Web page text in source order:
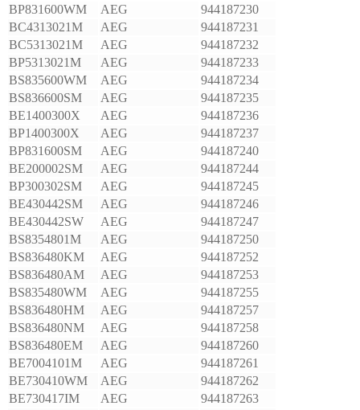
BP831600WM
AEG
944187230
BC4313021M
AEG
944187231
BC5313021M
AEG
944187232
BP5313021M
AEG
944187233
BS835600WM
AEG
944187234
BS836600SM
AEG
944187235
BE1400300X
AEG
944187236
BP1400300X
AEG
944187237
BP831600SM
AEG
944187240
BE200002SM
AEG
944187244
BP300302SM
AEG
944187245
BE430442SM
AEG
944187246
BE430442SW
AEG
944187247
BS8354801M
AEG
944187250
BS836480KM
AEG
944187252
BS836480AM
AEG
944187253
BS835480WM
AEG
944187255
BS836480HM
AEG
944187257
BS836480NM
AEG
944187258
BS836480EM
AEG
944187260
BE7004101M
AEG
944187261
BE730410WM
AEG
944187262
BE730417IM
AEG
944187263